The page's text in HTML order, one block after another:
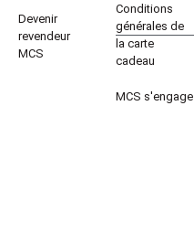
Devenir
revendeur
MCS
Conditions
générales de
la carte
cadeau
MCS s'engage